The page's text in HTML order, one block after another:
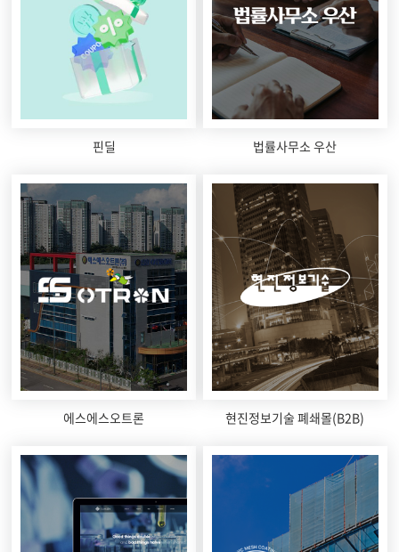
핀딜 법률사무소 우산
에스에스오트론 현진정보기술 폐쇄몰(B2B)